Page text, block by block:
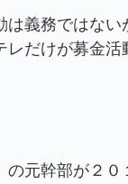
義務ではない
だけが募金
元幹部が２０